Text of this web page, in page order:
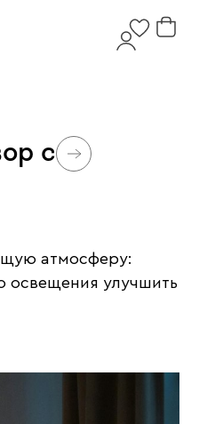
с
атмосферу:
освещения улучшить